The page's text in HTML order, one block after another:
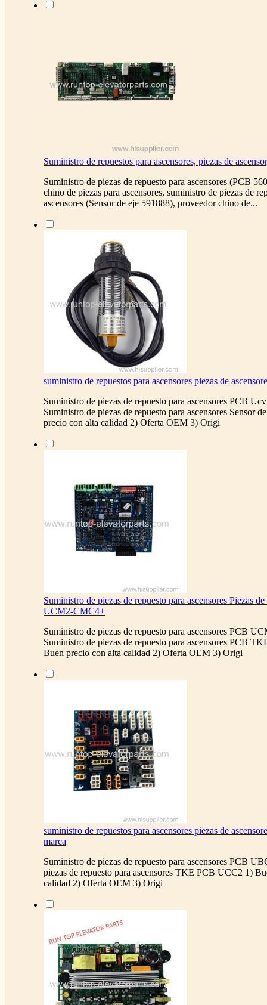
Suministro de repuestos para ascensores, piezas de
Suministro de piezas de repuesto para ascensores (PCB
chino de piezas para ascensores, suministro de piezas de
ascensores (Sensor de eje 591888), proveedor chino de...
suministro de repuestos para ascensores piezas de
Suministro de piezas de repuesto para ascensores PCB
Suministro de piezas de repuesto para ascensores Sensor
precio con alta calidad 2) Oferta OEM 3) Origi
Suministro de piezas de repuesto para ascensores Piezas
UCM2-CMC4+
Suministro de piezas de repuesto para ascensores PCB
Suministro de piezas de repuesto para ascensores PCB
Buen precio con alta calidad 2) Oferta OEM 3) Origi
suministro de repuestos para ascensores piezas de
marca
Suministro de piezas de repuesto para ascensores PCB
piezas de repuesto para ascensores TKE PCB UCC2 1)
calidad 2) Oferta OEM 3) Origi